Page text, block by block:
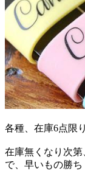
各種、在庫6点限
在庫無くなり次
で、早いもの勝ち